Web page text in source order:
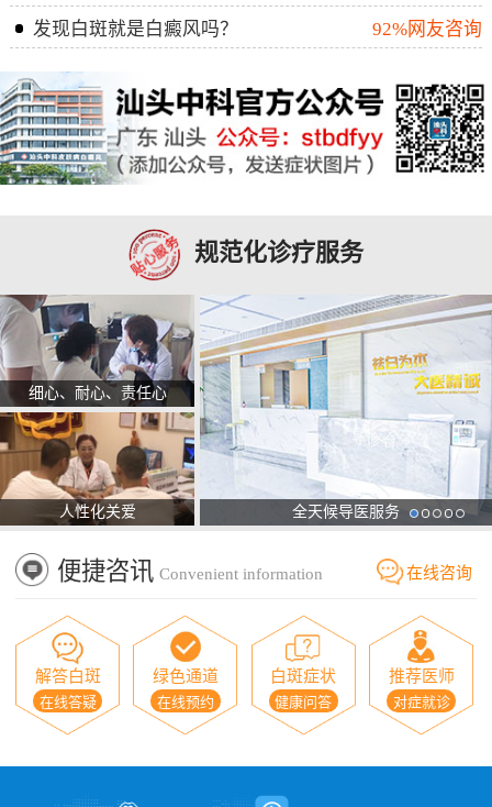
发现白斑就是白癜风吗？
92%网友咨询
规范化诊疗服务
细心、耐心、责任心
人性化关爱 全天候导医服务
便捷咨讯 Convenient information 在线咨询
解答白斑
在线答疑
绿色通道
在线预约
白斑症状
健康问答
推荐医师
对症就诊